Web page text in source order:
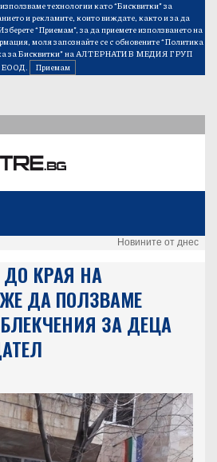
технологии като “Бисквитки” за
и рекламите, които виждате, както и за да
“Приемам”, за да приемете използването на
моля запознайте се с обновените“Политика
за Бисквитки”на АЛТЕРНАТИВ МЕДИЯ ГРУП
ЕООД.
Приемам
Новините от днес
КРАЯ НА
ДА ПОЛЗВАМЕ
ЗА ДЕЦА